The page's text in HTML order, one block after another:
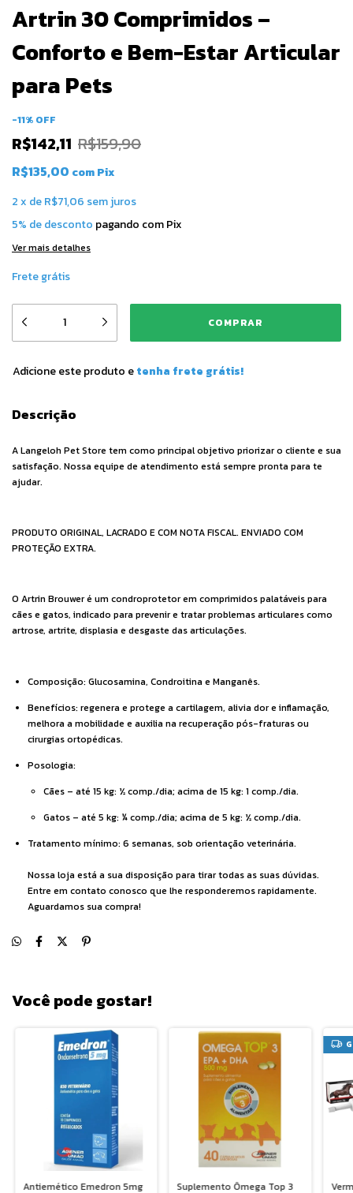
Artrin 30 Comprimidos –
Conforto e Bem-Estar Articular
para Pets
-11% OFF
R$142,11 R$159,90
R$135,00 comPix
2x deR$71,06 sem juros
5% de desconto pagando com Pix
Ver mais detalhes
Frete grátis
Adicione este produto etenha frete grátis!
Descrição
A Langeloh Pet Store tem como principal objetivo priorizar o cliente e sua
satisfação. Nossa equipe de atendimento está sempre pronta para te
ajudar.
PRODUTO ORIGINAL, LACRADO E COM NOTA FISCAL. ENVIADO COM
PROTEÇÃO EXTRA.
O Artrin Brouwer é um condroprotetor em comprimidos palatáveis para
cães e gatos, indicado para prevenir e tratar problemas articulares como
artrose, artrite, displasia e desgaste das articulações.
Composição: Glucosamina, Condroitina e Manganês.
Benefícios: regenera e protege a cartilagem, alivia dor e inflamação,
melhora a mobilidade e auxilia na recuperação pós-fraturas ou
cirurgias ortopédicas.
Posologia:
Cães – até 15 kg: ½ comp./dia; acima de 15 kg: 1 comp./dia.
Gatos – até 5 kg: ¼ comp./dia; acima de 5 kg: ½ comp./dia.
Tratamento mínimo: 6 semanas, sob orientação veterinária.
Nossa loja está a sua disposição para tirar todas as suas dúvidas.
Entre em contato conosco que lhe responderemos rapidamente.
Aguardamos sua compra!
Você pode gostar!
Antiemético Emedron 5mg Suplemento Ômega Top 3